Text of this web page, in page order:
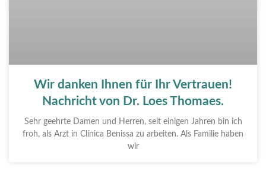
Wir danken Ihnen für Ihr Vertrauen!
Nachricht von Dr. Loes Thomaes.
Sehr geehrte Damen und Herren, seit einigen Jahren bin ich
froh, als Arzt in Clínica Benissa zu arbeiten. Als Familie haben
wir